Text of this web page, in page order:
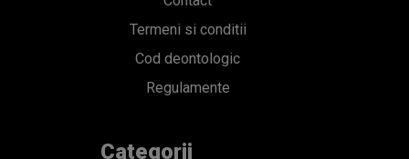
Stiri
Emisiuni
Echipa
Concursuri